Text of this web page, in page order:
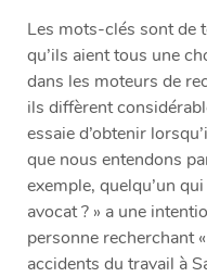
Les mots-clés sont de
qu’ils aient tous une
dans les moteurs de
ils diffèrent
essaie d’obtenir
que nous entendons
exemple, quelqu’un
avocat ? » a une
personne recherchant
accidents du travail à